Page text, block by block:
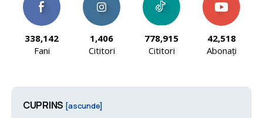
338,142
Fani
1,406
Cititori
778,915
Cititori
42,518
Abonați
CUPRINS [ascunde]